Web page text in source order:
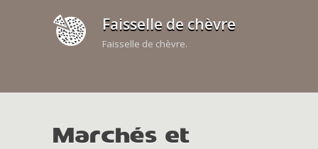
Faisselle de chèvre
Faisselle de chèvre.
Marchés et